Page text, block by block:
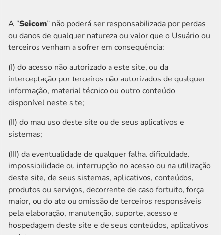
A “Seicom” não poderá ser responsabilizada por perdas
ou danos de qualquer natureza ou valor que o Usuário ou
terceiros venham a sofrer em consequência:
(I) do acesso não autorizado a este site, ou da
interceptação por terceiros não autorizados de qualquer
informação, material técnico ou outro conteúdo
disponível neste site;
(II) do mau uso deste site ou de seus aplicativos e
sistemas;
(III) da eventualidade de qualquer falha, dificuldade,
impossibilidade ou interrupção no acesso ou na utilização
deste site, de seus sistemas, aplicativos, conteúdos,
produtos ou serviços, decorrente de caso fortuito, força
maior, ou do ato ou omissão de terceiros responsáveis
pela elaboração, manutenção, suporte, acesso e
hospedagem deste site e de seus conteúdos, aplicativos